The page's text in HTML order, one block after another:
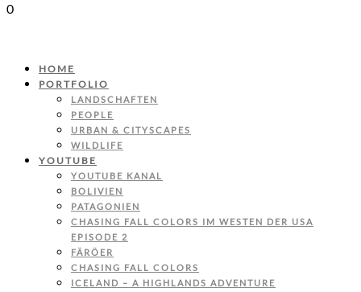
0
HOME
PORTFOLIO
LANDSCHAFTEN
PEOPLE
URBAN & CITYSCAPES
WILDLIFE
YOUTUBE
YOUTUBE KANAL
BOLIVIEN
PATAGONIEN
CHASING FALL COLORS IM WESTEN DER USA
EPISODE 2
FÄRÖER
CHASING FALL COLORS
ICELAND – A HIGHLANDS ADVENTURE